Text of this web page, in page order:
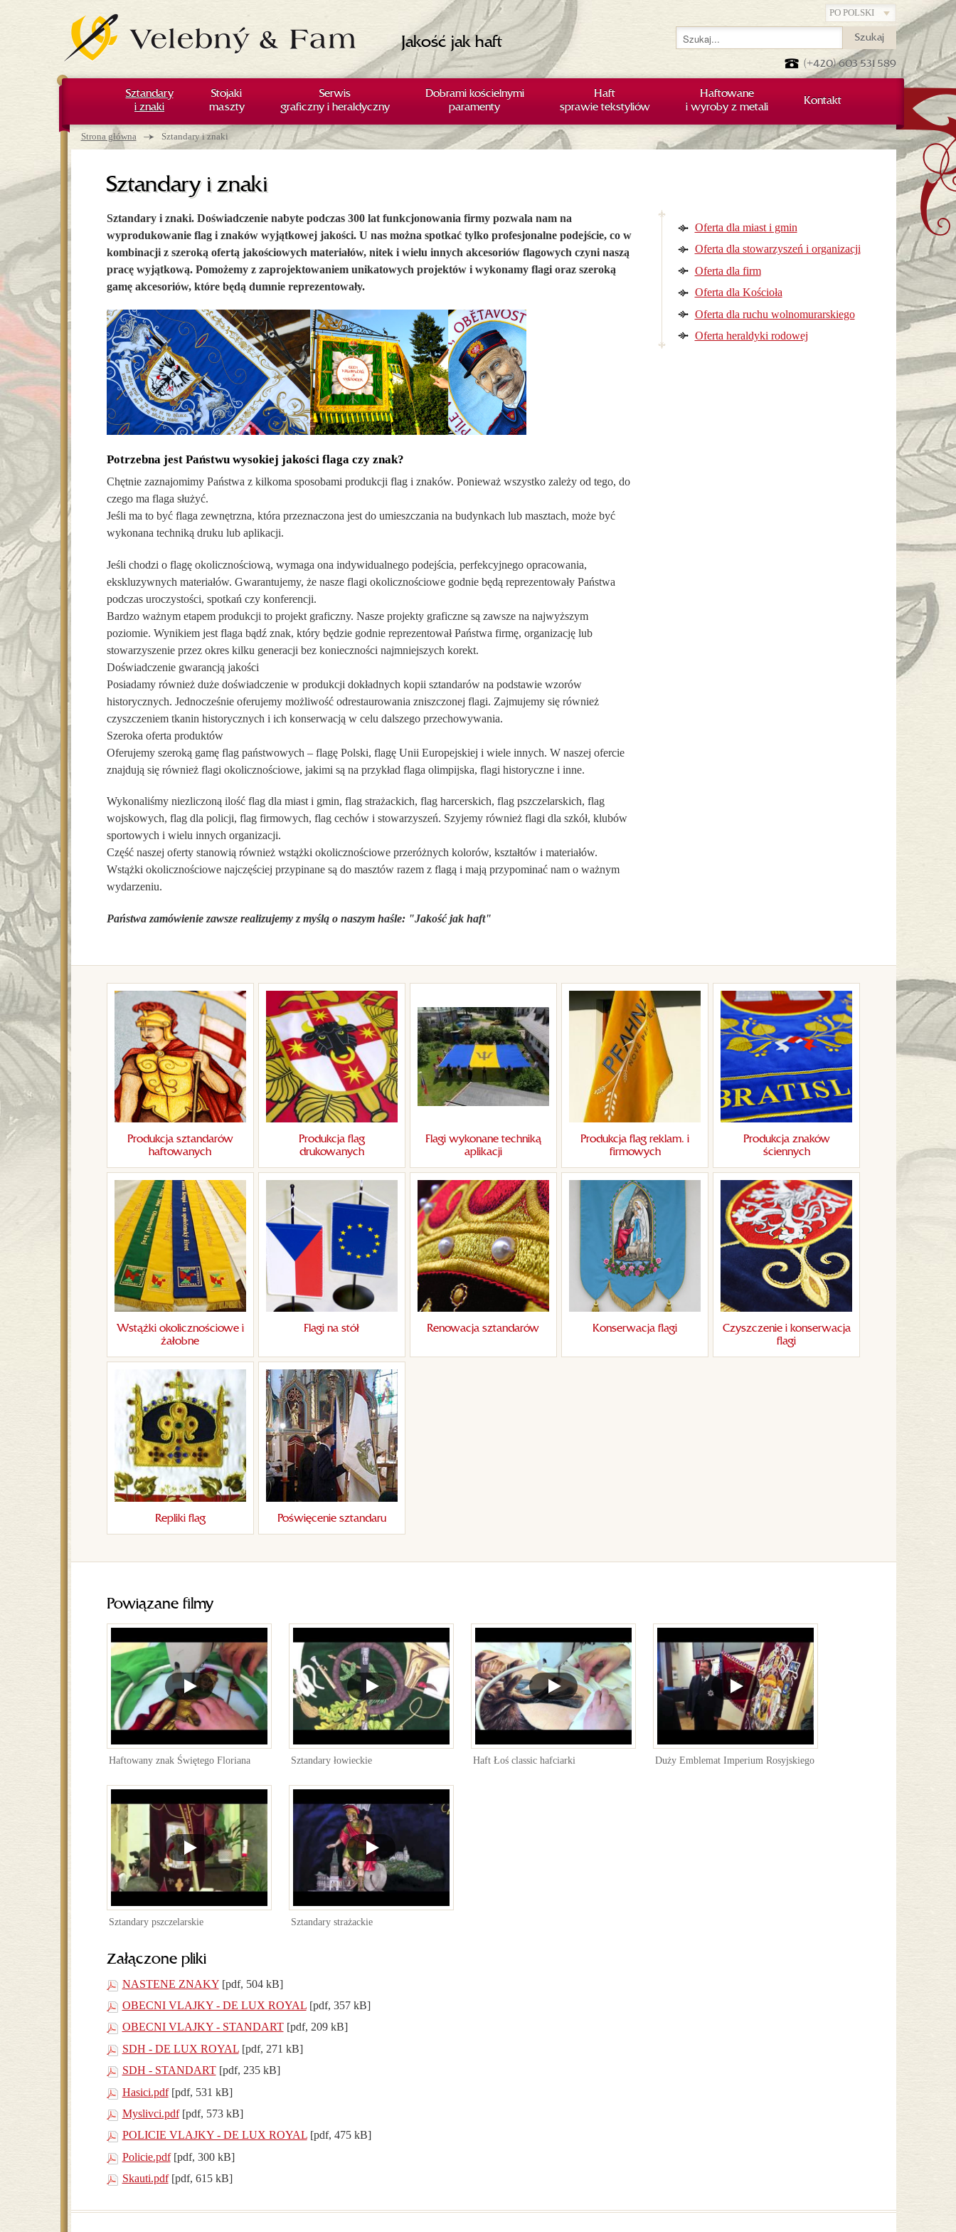
Jakość jak haft
Jesteś tutaj
Strona główna → Sztandary i znaki
Sztandary i znaki
Oferta dla miast i gmin
Oferta dla stowarzyszeń i organizacji
Oferta dla firm
Oferta dla Kościoła
Oferta dla ruchu wolnomurarskiego
Oferta heraldyki rodowej
Sztandary i znaki. Doświadczenie nabyte podczas 300 lat funkcjonowania firmy pozwala nam na
wyprodukowanie flag i znaków wyjątkowej jakości. U nas można spotkać tylko profesjonalne podejście, co w
kombinacji z szeroką ofertą jakościowych materiałów, nitek i wielu innych akcesoriów flagowych czyni naszą
pracę wyjątkową. Pomożemy z zaprojektowaniem unikatowych projektów i wykonamy flagi oraz szeroką
gamę akcesoriów, które będą dumnie reprezentowały.
Potrzebna jest Państwu wysokiej jakości flaga czy znak?
Chętnie zaznajomimy Państwa z kilkoma sposobami produkcji flag i znaków. Ponieważ wszystko zależy od tego, do
czego ma flaga służyć.
Jeśli ma to być flaga zewnętrzna, która przeznaczona jest do umieszczania na budynkach lub masztach, może być
wykonana techniką druku lub aplikacji.
Jeśli chodzi o flagę okolicznościową, wymaga ona indywidualnego podejścia, perfekcyjnego opracowania,
ekskluzywnych materiałów. Gwarantujemy, że nasze flagi okolicznościowe godnie będą reprezentowały Państwa
podczas uroczystości, spotkań czy konferencji.
Bardzo ważnym etapem produkcji to projekt graficzny. Nasze projekty graficzne są zawsze na najwyższym
poziomie. Wynikiem jest flaga bądź znak, który będzie godnie reprezentował Państwa firmę, organizację lub
stowarzyszenie przez okres kilku generacji bez konieczności najmniejszych korekt.
Doświadczenie gwarancją jakości
Posiadamy również duże doświadczenie w produkcji dokładnych kopii sztandarów na podstawie wzorów
historycznych. Jednocześnie oferujemy możliwość odrestaurowania zniszczonej flagi. Zajmujemy się również
czyszczeniem tkanin historycznych i ich konserwacją w celu dalszego przechowywania.
Szeroka oferta produktów
Oferujemy szeroką gamę flag państwowych – flagę Polski, flagę Unii Europejskiej i wiele innych. W naszej ofercie
znajdują się również flagi okolicznościowe, jakimi są na przykład flaga olimpijska, flagi historyczne i inne.
Wykonaliśmy niezliczoną ilość flag dla miast i gmin, flag strażackich, flag harcerskich, flag pszczelarskich, flag
wojskowych, flag dla policji, flag firmowych, flag cechów i stowarzyszeń. Szyjemy również flagi dla szkół, klubów
sportowych i wielu innych organizacji.
Część naszej oferty stanowią również wstążki okolicznościowe przeróżnych kolorów, kształtów i materiałów.
Wstążki okolicznościowe najczęściej przypinane są do masztów razem z flagą i mają przypominać nam o ważnym
wydarzeniu.
Państwa zamówienie zawsze realizujemy z myślą o naszym haśle: "Jakość jak haft"
Produkcja sztandarów
haftowanych
Produkcja flag
drukowanych
Flagi wykonane techniką
aplikacji
Produkcja flag reklam. i
firmowych
Produkcja znaków
ściennych
Wstążki okolicznościowe i
żałobne
Flagi na stół Renowacja sztandarów Konserwacja flagi
Czyszczenie i konserwacja
flagi
Repliki flag Poświęcenie sztandaru
Powiązane filmy
Haftowany znak Świętego Floriana Sztandary łowieckie Haft Łoś classic hafciarki Duży Emblemat Imperium Rosyjskiego
Sztandary pszczelarskie Sztandary strażackie
Załączone pliki
NASTENE ZNAKY [pdf, 504 kB]
OBECNI VLAJKY - DE LUX ROYAL [pdf, 357 kB]
OBECNI VLAJKY - STANDART [pdf, 209 kB]
SDH - DE LUX ROYAL [pdf, 271 kB]
SDH - STANDART [pdf, 235 kB]
Hasici.pdf [pdf, 531 kB]
Myslivci.pdf [pdf, 573 kB]
POLICIE VLAJKY - DE LUX ROYAL [pdf, 475 kB]
Policie.pdf [pdf, 300 kB]
Skauti.pdf [pdf, 615 kB]
Sztandary
i znaki
Stojaki
maszty
Serwis
graficzny i heraldyczny
Dobrami kościelnymi
paramenty
Haft
sprawie tekstyliów
Haftowane
i wyroby z metali
Kontakt
(+420) 603 531 589
Szukaj